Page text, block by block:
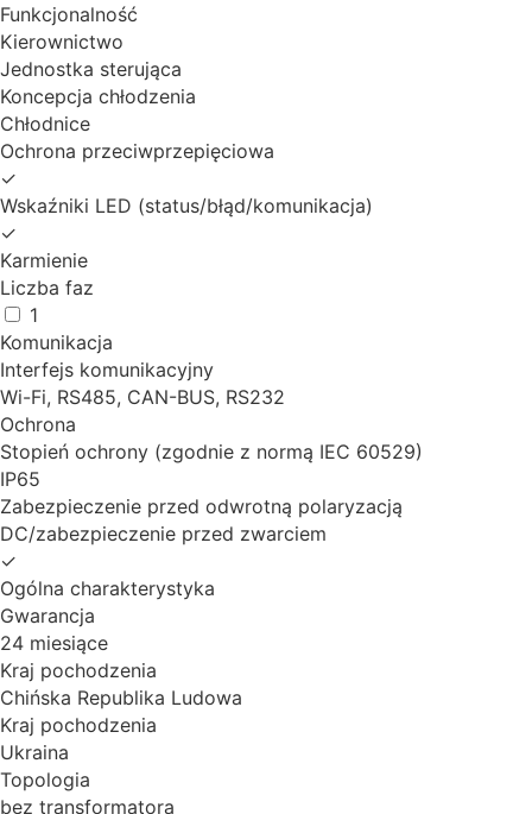
Funkcjonalność
Kierownictwo
Jednostka sterująca
Koncepcja chłodzenia
Chłodnice
Ochrona przeciwprzepięciowa
✓
Wskaźniki LED (status/błąd/komunikacja)
✓
Karmienie
Liczba faz
1
Komunikacja
Interfejs komunikacyjny
Wi-Fi, RS485, CAN-BUS, RS232
Ochrona
Stopień ochrony (zgodnie z normą IEC 60529)
IP65
Zabezpieczenie przed odwrotną polaryzacją
DC/zabezpieczenie przed zwarciem
✓
Ogólna charakterystyka
Gwarancja
24 miesiące
Kraj pochodzenia
Chińska Republika Ludowa
Kraj pochodzenia
Ukraina
Topologia
bez transformatora